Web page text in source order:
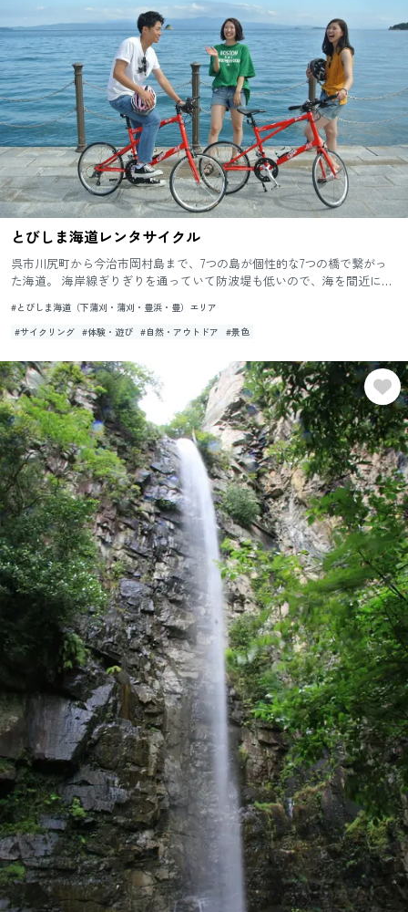
とびしま海道レンタサイクル
呉市川尻町から今治市岡村島まで、7つの島が個性的な7つの橋で繋がっ
た海道。 海岸線ぎりぎりを通っていて防波堤も低いので、海を間近に感
#とびしま海道（下蒲刈・蒲刈・豊浜・豊）エリア
#サイクリング #体験・遊び #自然・アウトドア #景色